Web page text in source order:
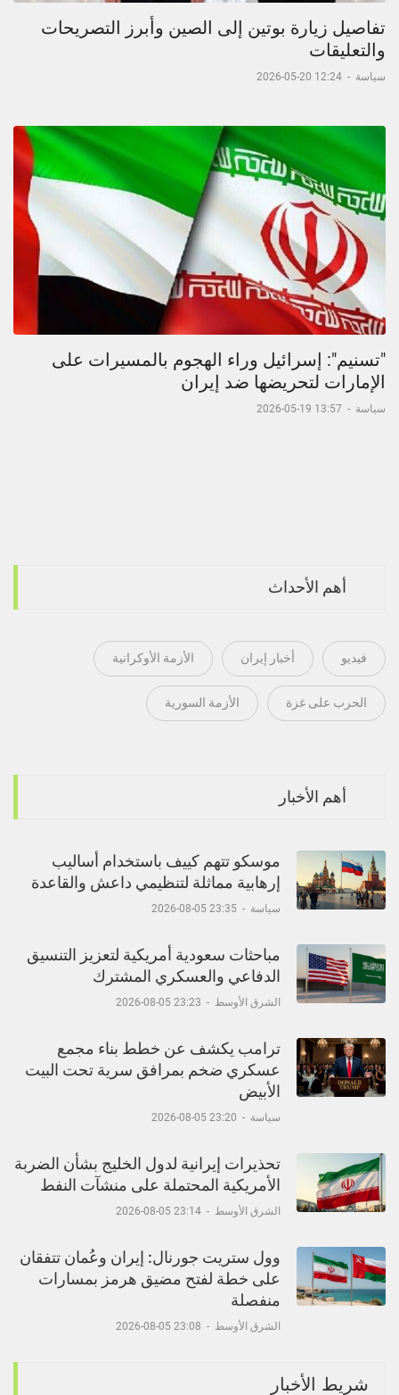
تفاصيل زيارة بوتين إلى الصين وأبرز التصريحات
والتعليقات
سياسة -
12:24 20-05-2026
"تسنيم": إسرائيل وراء الهجوم بالمسيرات على
الإمارات لتحريضها ضد إيران
سياسة -
13:57 19-05-2026
أهم الأحداث
فيديو أخبار إيران الأزمة الأوكرانية
الحرب على غزة الأزمة السورية
أهم الأخبار
موسكو تتهم كييف باستخدام أساليب
إرهابية مماثلة لتنظيمي داعش والقاعدة
سياسة -
23:35 05-08-2026
مباحثات سعودية أمريكية لتعزيز التنسيق
الدفاعي والعسكري المشترك
الشرق الأوسط -
23:23 05-08-2026
ترامب يكشف عن خطط بناء مجمع
عسكري ضخم بمرافق سرية تحت البيت
الأبيض
سياسة -
23:20 05-08-2026
تحذيرات إيرانية لدول الخليج بشأن الضربة
الأمريكية المحتملة على منشآت النفط
الشرق الأوسط -
23:14 05-08-2026
وول ستريت جورنال: إيران وعُمان تتفقان
على خطة لفتح مضيق هرمز بمسارات
منفصلة
الشرق الأوسط -
23:08 05-08-2026
شريط الأخبار